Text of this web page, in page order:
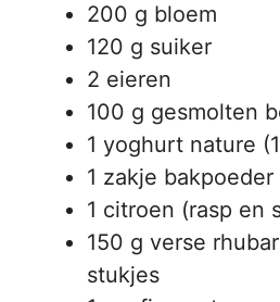
200 g bloem
120 g suiker
2 eieren
100 g gesmolten
1 yoghurt nature
1 zakje bakpoeder
1 citroen (rasp en
150 g verse
stukjes